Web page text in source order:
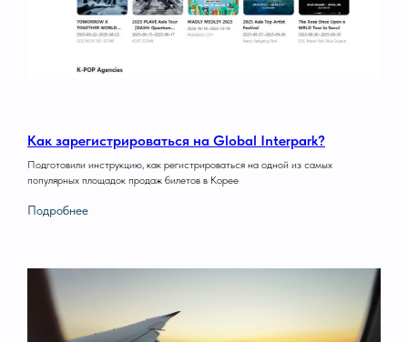
Как зарегистрироваться на Global Interpark?
Подготовили инструкцию, как регистрироваться на одной из самых
популярных площадок продаж билетов в Корее
Подробнее